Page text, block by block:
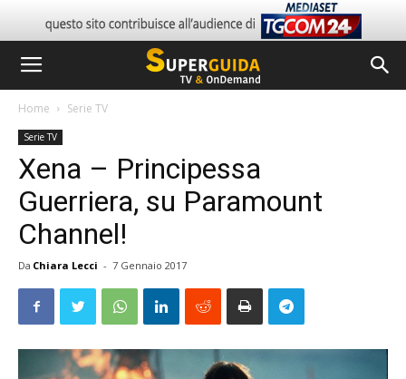
Home Serie TV
Serie TV
Xena – Principessa
Guerriera, su Paramount
Channel!
Da Chiara Lecci - 7 Gennaio 2017